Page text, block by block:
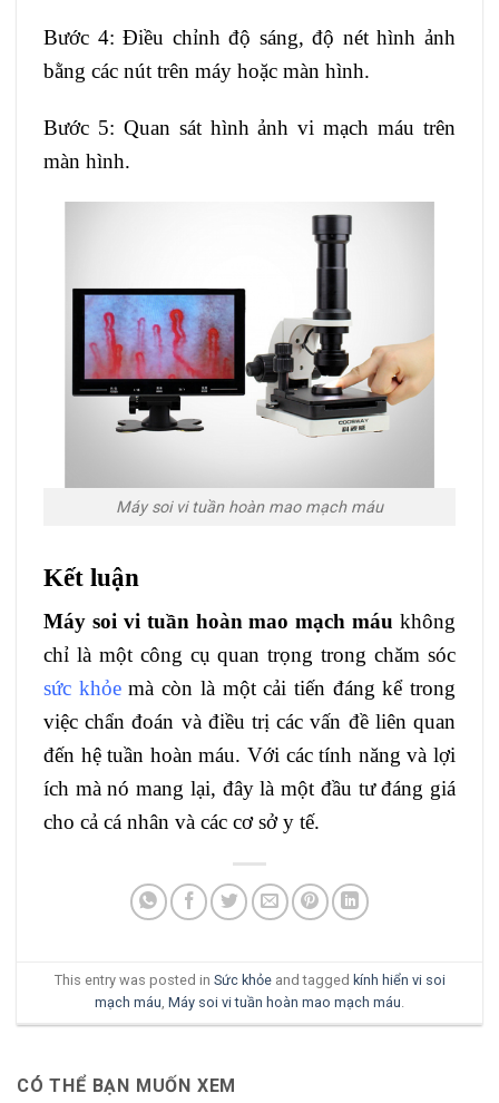
Bước 4: Điều chỉnh độ sáng, độ nét hình ảnh
bằng các nút trên máy hoặc màn hình.
Bước 5: Quan sát hình ảnh vi mạch máu trên
màn hình.
Máy soi vi tuần hoàn mao mạch máu
Kết luận
Máy soi vi tuần hoàn mao mạch máu không
chỉ là một công cụ quan trọng trong chăm sóc
sức khỏemà còn là một cải tiến đáng kể trong
việc chẩn đoán và điều trị các vấn đề liên quan
đến hệ tuần hoàn máu. Với các tính năng và lợi
ích mà nó mang lại, đây là một đầu tư đáng giá
cho cả cá nhân và các cơ sở y tế.
This entry was posted in Sức khỏeand tagged kính hiển vi soi
mạch máu, Máy soi vi tuần hoàn mao mạch máu.
CÓ THỂ BẠN MUỐN XEM